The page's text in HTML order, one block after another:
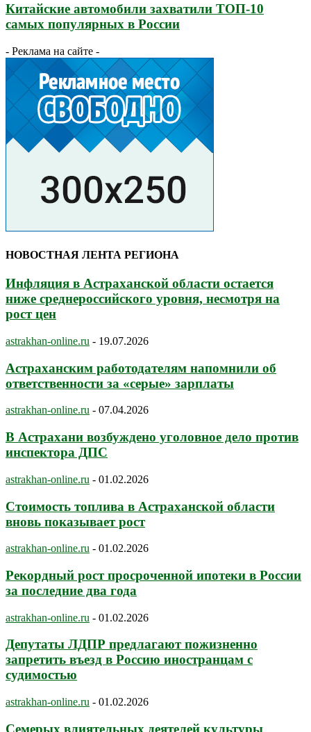
Китайские автомобили захватили ТОП-10
самых популярных в России
- Реклама на сайте -
НОВОСТНАЯ ЛЕНТА РЕГИОНА
Инфляция в Астраханской области остается
ниже среднероссийского уровня, несмотря на
рост цен
astrakhan-online.ru - 19.07.2026
Астраханским работодателям напомнили об
ответственности за «серые» зарплаты
astrakhan-online.ru - 07.04.2026
В Астрахани возбуждено уголовное дело против
инспектора ДПС
astrakhan-online.ru - 01.02.2026
Стоимость топлива в Астраханской области
вновь показывает рост
astrakhan-online.ru - 01.02.2026
Рекордный рост просроченной ипотеки в России
за последние два года
astrakhan-online.ru - 01.02.2026
Депутаты ЛДПР предлагают пожизненно
запретить въезд в Россию иностранцам с
судимостью
astrakhan-online.ru - 01.02.2026
Семерых влиятельных деятелей культуры